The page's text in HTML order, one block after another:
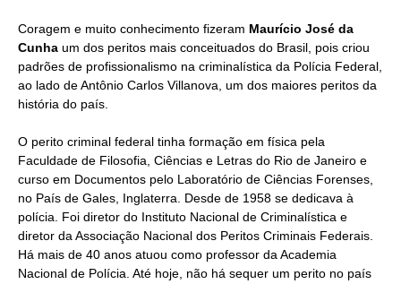
Coragem e muito conhecimento fizeram Maurício José da
Cunha um dos peritos mais conceituados do Brasil, pois criou
padrões de profissionalismo na criminalística da Polícia Federal,
ao lado de Antônio Carlos Villanova, um dos maiores peritos da
história do país.
O perito criminal federal tinha formação em física pela
Faculdade de Filosofia, Ciências e Letras do Rio de Janeiro e
curso em Documentos pelo Laboratório de Ciências Forenses,
no País de Gales, Inglaterra. Desde de 1958 se dedicava à
polícia. Foi diretor do Instituto Nacional de Criminalística e
diretor da Associação Nacional dos Peritos Criminais Federais.
Há mais de 40 anos atuou como professor da Academia
Nacional de Polícia. Até hoje, não há sequer um perito no país